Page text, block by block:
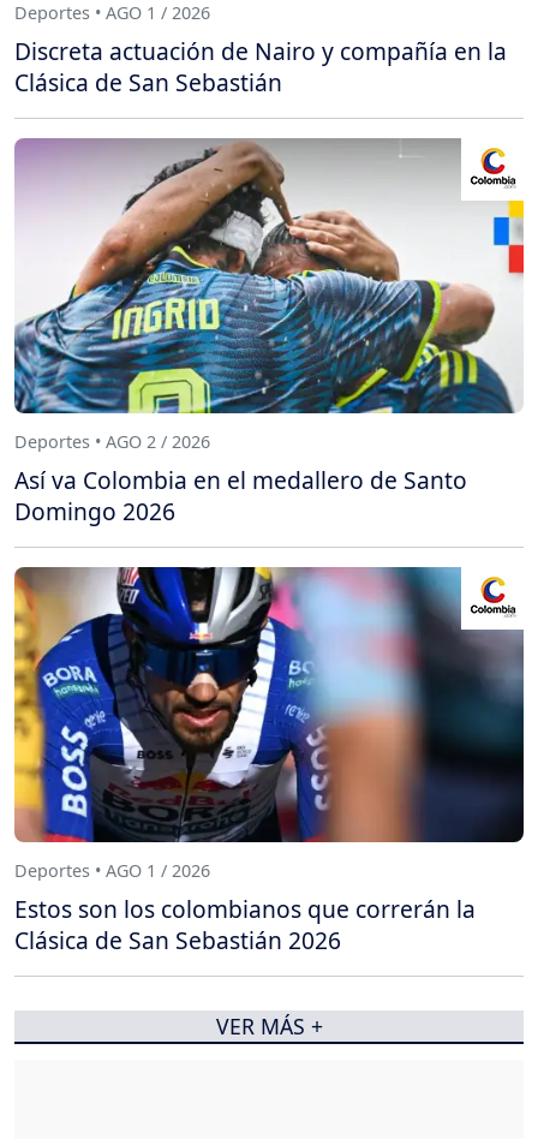
Deportes • AGO 1 / 2026
Discreta actuación de Nairo y compañía en la
Clásica de San Sebastián
Deportes • AGO 2 / 2026
Así va Colombia en el medallero de Santo
Domingo 2026
Deportes • AGO 1 / 2026
Estos son los colombianos que correrán la
Clásica de San Sebastián 2026
VER MÁS +